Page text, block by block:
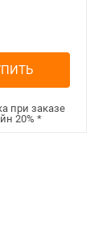
при заказе
20%*